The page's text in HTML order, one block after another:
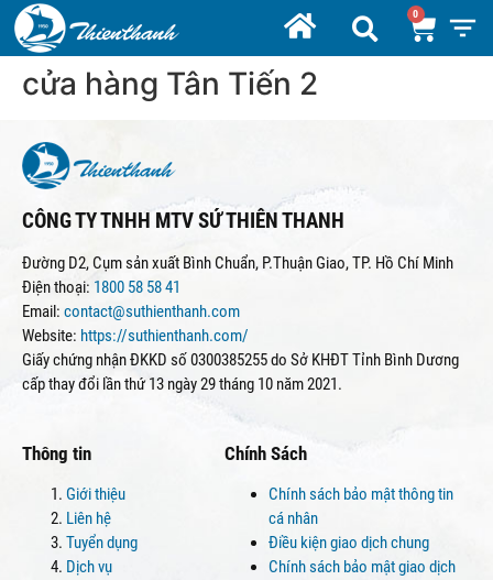
cửa hàng Tân Tiến 2
CÔNG TY TNHH MTV SỨ THIÊN THANH
Đường D2, Cụm sản xuất Bình Chuẩn, P.Thuận Giao, TP. Hồ Chí Minh
Điện thoại: 1800 58 58 41
Email: contact@suthienthanh.com
Website: https://suthienthanh.com/
Giấy chứng nhận ĐKKD số 0300385255 do Sở KHĐT Tỉnh Bình Dương
cấp thay đổi lần thứ 13 ngày 29 tháng 10 năm 2021.
Thông tin
Giới thiệu
Liên hệ
Tuyển dụng
Dịch vụ
Chính Sách
Chính sách bảo mật thông tin
cá nhân
Điều kiện giao dịch chung
Chính sách bảo mật giao dịch